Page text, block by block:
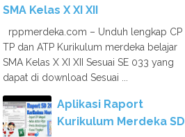
SMA Kelas X XI XII
rppmerdeka.com – Unduh lengkap CP
TP dan ATP Kurikulum merdeka belajar
SMA Kelas X XI XII Sesuai SE 033 yang
dapat di download Sesuai ...
Aplikasi Raport
Kurikulum Merdeka SD